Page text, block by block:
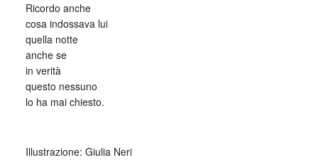
Ricordo anche
cosa indossava lui
quella notte
anche se
in verità
questo nessuno
lo ha mai chiesto.
Illustrazione: Giulia Neri